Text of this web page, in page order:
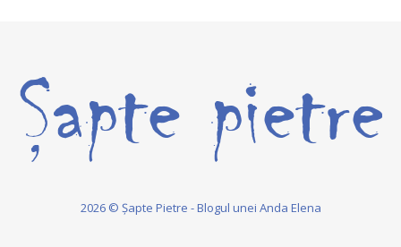
2026 © Șapte Pietre - Blogul unei Anda Elena